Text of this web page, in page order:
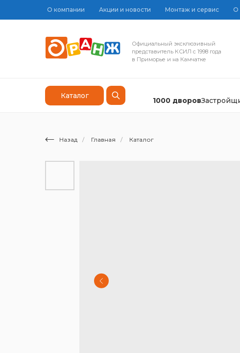
О компании Акции и новости Монтаж и сервис О
Каталог
Официальный эксклюзивный
представитель КСИЛ с 1998 года
в Приморье и на Камчатке
1000 дворов
Назад / Главная / Каталог